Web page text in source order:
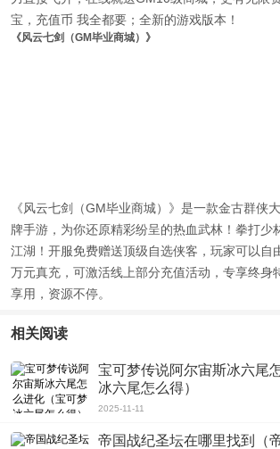
宝，充值币 我全都要；全新的游戏版本！
《风云七剑（GM毕业商城）》
《风云七剑（GM毕业商城）》是一款金古群侠
牌手游，为你还原精彩纷呈的热血武林！拳打少
江湖！开服免费赠送顶级自选侠客，玩家可以自
万元真充，可激活线上部分充值活动，专享终身
享用，资源不停。
相关阅读
宝可梦传说阿尔宙斯冰六尾
冰六尾怎么得）
2025-11-11
帝国战纪圣坛在哪里找到（